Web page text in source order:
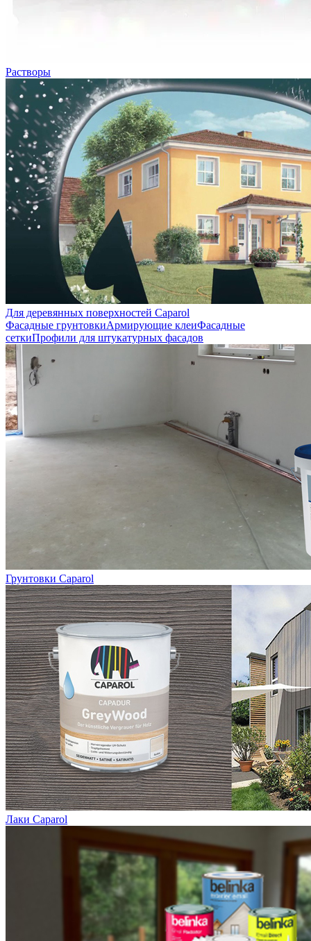
Растворы
Для деревянных поверхностей Caparol
Фасадные грунтовкиАрмирующие клеиФасадные
сеткиПрофили для штукатурных фасадов
Грунтовки Caparol
Лаки Caparol